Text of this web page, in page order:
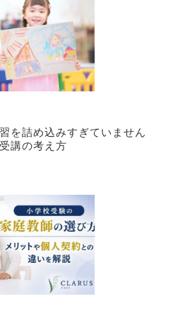
を詰め込みすぎていません
講の考え方